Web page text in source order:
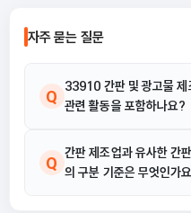
자주 묻는 질문
Q
33910 간판 및 광고물 제
관련 활동을 포함하나요?
A 33910 간판 및 광고물 제조
고물을 제조하는 산업활동
Q
간판 제조업과 유사한 간
의 구분 기준은 무엇인가